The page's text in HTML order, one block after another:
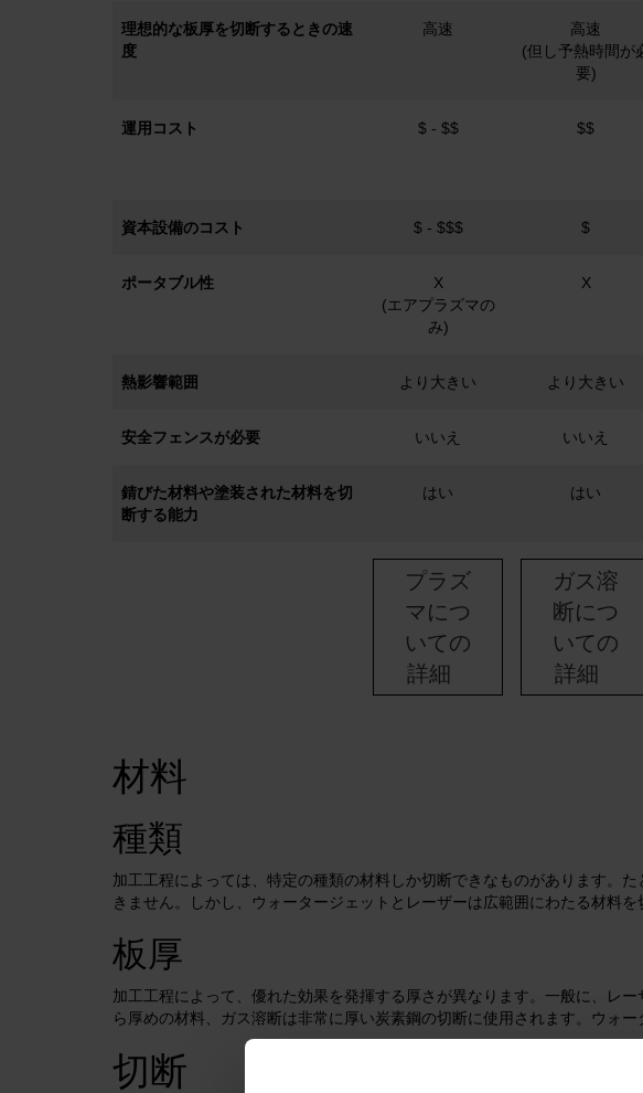
理想的な板厚を切断するときの速
度
高速
高速
(但し予熱時間が
要)
運用コスト $ - $$ $$
資本設備のコスト $ - $$$ $
ポータブル性
X
(エアプラズマの
み)
X
熱影響範囲 より大きい より大きい
安全フェンスが必要 いいえ いいえ
錆びた材料や塗装された材料を切
断する能力
はい はい
プラズ
マにつ
いての
詳細
ガス溶
断につ
いての
詳細
材料
種類
加工工程によっては、特定の種類の材料しか切断できなものがあります。
きません。しかし、ウォータージェットとレーザーは広範囲にわたる材料を
板厚
加工工程によって、優れた効果を発揮する厚さが異なります。一般に、レ
ら厚めの材料、ガス溶断は非常に厚い炭素鋼の切断に使用されます。ウォ
切断